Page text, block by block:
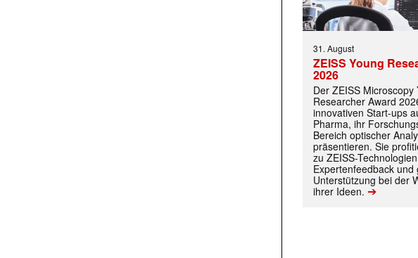
31. August
ZEISS Young
2026
Der ZEISS Microscopy
Researcher Award
innovativen Start-ups
Pharma, ihr
Bereich optischer
präsentieren. Sie
zu ZEISS-
Expertenfeedback und
Unterstützung bei der
ihrer Ideen. ➔